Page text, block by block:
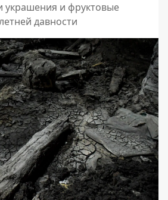
украшения и фруктовые
давности